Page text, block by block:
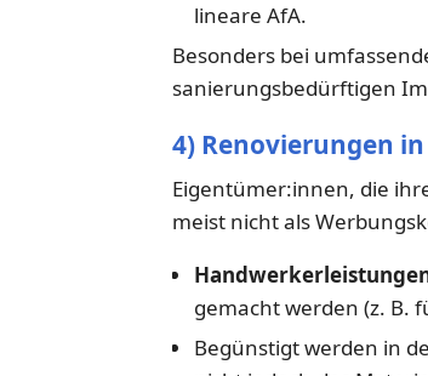
lineare AfA.
Besonders bei
sanierungsbedürftigen
4) Renovierungen
Eigentümer:innen, die
meist nicht als
gemacht werden (z. B.
Begünstigt werden in